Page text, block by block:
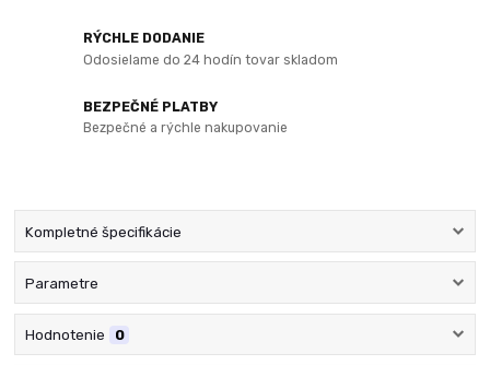
RÝCHLE DODANIE
Odosielame do 24 hodín tovar skladom
BEZPEČNÉ PLATBY
Bezpečné a rýchle nakupovanie
Kompletné špecifikácie
Parametre
Hodnotenie 0